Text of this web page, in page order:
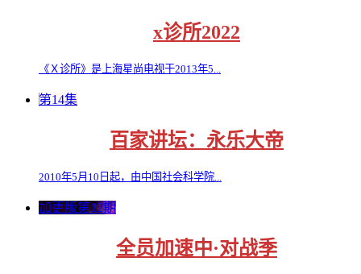
x诊所2022
《Ｘ诊所》是上海星尚电视于2013年5...
第14集
百家讲坛：永乐大帝
2010年5月10日起，由中国社会科学院...
加更版第12期
全员加速中·对战季